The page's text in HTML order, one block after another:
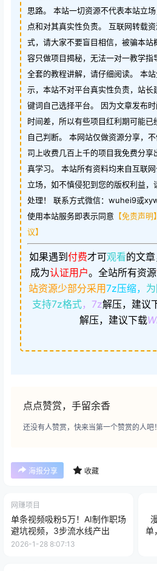
思路。 本站一切资源不代表本站立
点和对其真实性负责。 互联网转载
式，请大家不要盲目相信，被骗本站
容只做项目揭秘，无法一对一教学指
全套的教程讲解，请仔细阅读。 本
示，本站不对平台真实性负责，站长
键词自己选择平台。 因为文章发布
时间差，所以有些项目红利期可能
自己判断。 本网站仅做资源分享，
司上收费几百上千的项目我免费分享
真学习。 本站所有资料均来自互联
立场，如不慎侵犯到您的版权利益
处理！ 联系方式微信：wuhei9或
使用本站服务即表示同意 【免责声明】
议】
如果遇到付费才可观看的文
成为认证用户。 全站所有资源
站资源少部分采用7z压缩，
支持7z格式，7z解压，建议
解压，建议下载
点点赞赏，手留余香
还没有人赞赏，快来当第一个赞赏的人吧！
海报分享 收藏
网赚项目
单条视频吸粉5万！AI制作职场
避坑视频，3步流水线产出
2026-1-28 8:07:13
单